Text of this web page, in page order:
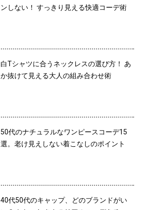
ンしない！ すっきり見える快適コーデ術
白Tシャツに合うネックレスの選び方！ あ
か抜けて見える大人の組み合わせ術
50代のナチュラルなワンピースコーデ15
選。老け見えしない着こなしのポイント
40代50代のキャップ、どのブランドがい